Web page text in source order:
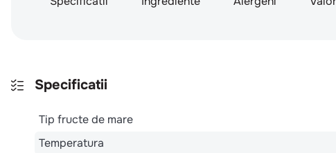
Specificatii
Tip fructe de mare
Temperatura